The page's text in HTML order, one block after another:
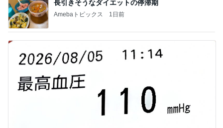
長引きそうなダイエットの停滞期
Amebaトピックス 1日前